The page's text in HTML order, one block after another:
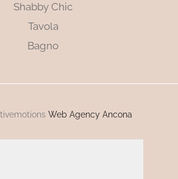
Shabby Chic
Tavola
Bagno
Web Agency Ancona